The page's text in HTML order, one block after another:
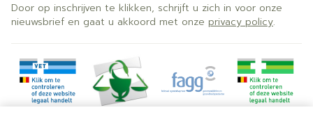
Door op inschrijven te klikken, schrijft u zich in voor onze
nieuwsbrief en gaat u akkoord met onze privacy policy.